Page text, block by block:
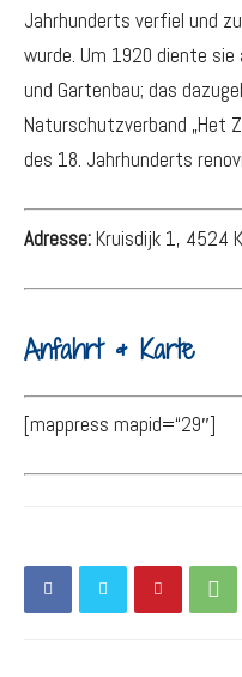
Jahrhunderts verfiel und
wurde. Um 1920 diente
und Gartenbau; das
Naturschutzverband „Het
des 18. Jahrhunderts
Adresse: Kruisdijk 1, 4524
Anfahrt & Karte
[mappress mapid=“29″]